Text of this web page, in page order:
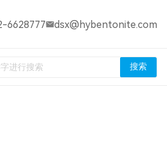
6628777 dsx@hybentonite.com
搜索